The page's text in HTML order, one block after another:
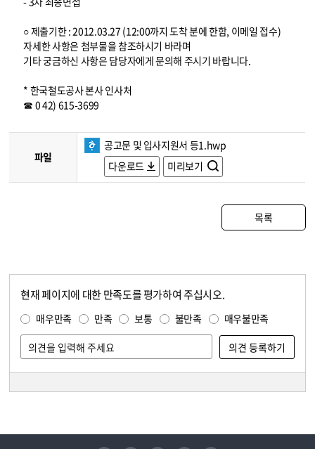
○ 제출기한 : 2012.03.27 (12:00까지 도착 분에 한함, 이메일 접수)
자세한 사항은 첨부물을 참조하시기 바라며
기타 궁금하신 사항은 담당자에게 문의해 주시기 바랍니다.
* 한국철도공사 본사 인사처
☎ 0 42) 615-3699
파일
공고문 및 입사지원서 등1.hwp
다운로드
미리보기
목록
현재 페이지에 대한 만족도를 평가하여 주십시오.
매우만족 만족 보통 불만족 매우불만족
유튜브 페이스북 인스타그램 블로그 트위터